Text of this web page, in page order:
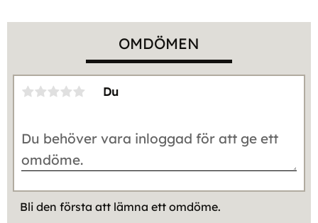
OMDÖMEN
Du
Bli den första att lämna ett omdöme.